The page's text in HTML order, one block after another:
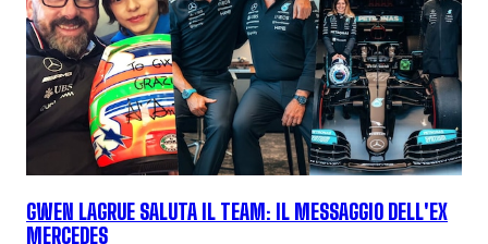
GWEN LAGRUE SALUTA IL TEAM: IL MESSAGGIO DELL'EX
MERCEDES